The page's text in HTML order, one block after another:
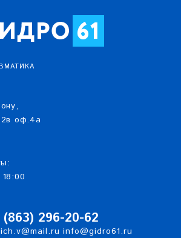
оф.4а
(863) 296-20-62
info@gidro61.ru